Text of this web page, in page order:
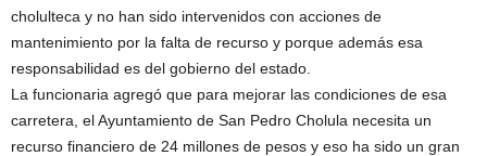
cholulteca y no han sido intervenidos con acciones de
mantenimiento por la falta de recurso y porque además esa
responsabilidad es del gobierno del estado.
La funcionaria agregó que para mejorar las condiciones de esa
carretera, el Ayuntamiento de San Pedro Cholula necesita un
recurso financiero de 24 millones de pesos y eso ha sido un gran